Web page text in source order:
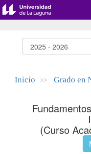
Inicio >> Grado en
(Curso